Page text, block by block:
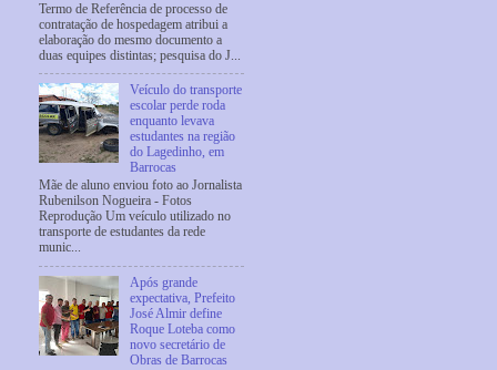
Termo de Referência de processo de
contratação de hospedagem atribui a
elaboração do mesmo documento a
duas equipes distintas; pesquisa do J...
Veículo do transporte
escolar perde roda
enquanto levava
estudantes na região
do Lagedinho, em
Barrocas
Mãe de aluno enviou foto ao Jornalista
Rubenilson Nogueira - Fotos
Reprodução Um veículo utilizado no
transporte de estudantes da rede
munic...
Após grande
expectativa, Prefeito
José Almir define
Roque Loteba como
novo secretário de
Obras de Barrocas